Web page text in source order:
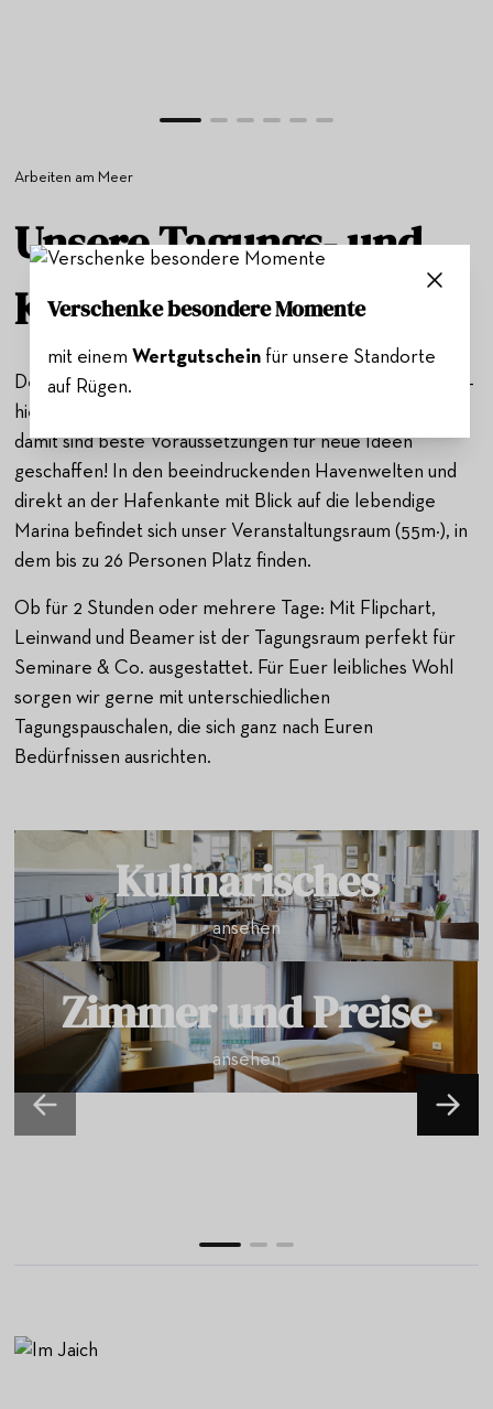
Arbeiten am Meer
Unsere Tagungs- und
Konferenzräume
Den Hafen vor Augen in einem lichtdurchfluteten Raum –
hier macht das Arbeiten gleich viel mehr Freude und
damit sind beste Voraussetzungen für neue Ideen
geschaffen! In den beeindruckenden Havenwelten und
direkt an der Hafenkante mit Blick auf die lebendige
Marina befindet sich unser Veranstaltungsraum (55m²), in
dem bis zu 26 Personen Platz finden.
Ob für 2 Stunden oder mehrere Tage: Mit Flipchart,
Leinwand und Beamer ist der Tagungsraum perfekt für
Seminare & Co. ausgestattet. Für Euer leibliches Wohl
sorgen wir gerne mit unterschiedlichen
Tagungspauschalen, die sich ganz nach Euren
Bedürfnissen ausrichten.
Kulinarisches
ansehen
Zimmer und Preise
ansehen
Verschenke besondere Momente
mit einem Wertgutscheinfür unsere Standorte
auf Rügen.